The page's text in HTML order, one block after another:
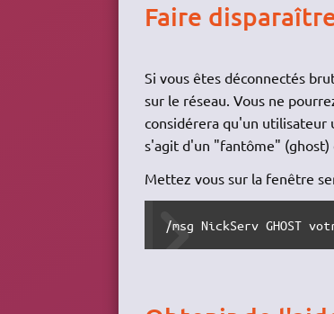
Faire
Si vous êtes déconnectés
sur le réseau. Vous ne
considérera qu'un utilisateur
s'agit d'un "fantôme" (ghost)
Mettez vous sur la fenêtre
/msg NickServ GHOST